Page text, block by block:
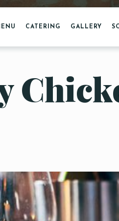
CATERING GALLERY